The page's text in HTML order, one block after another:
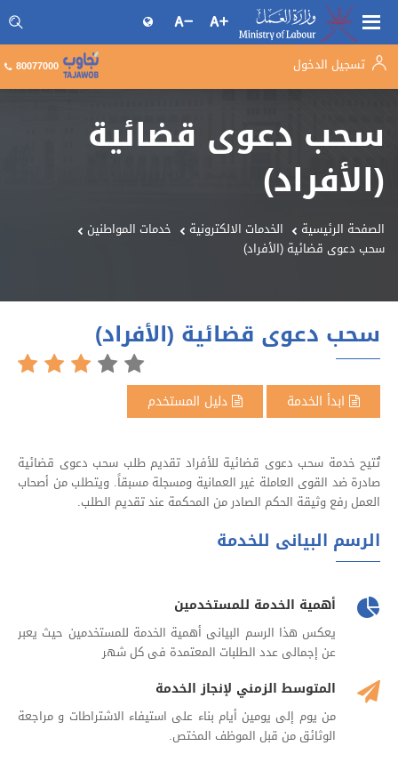
البحث فى موقع وزارة العمل تسجيل الدخول 80077000
سحب دعوى قضائية
(الأفراد)
الصفحة الرئيسية الخدمات الالكترونية
خدمات المواطنين
سحب دعوى قضائية (الأفراد)
سحب دعوى قضائية (الأفراد)
ابدأ الخدمة دليل المستخدم
تُتيح خدمة سحب دعوى قضائية للأفراد تقديم طلب سحب دعوى قضائية
صادرة ضد القوى العاملة غير العمانية ومسجلة مسبقاً. ويتطلب من أصحاب
العمل رفع وثيقة الحكم الصادر من المحكمة عند تقديم الطلب.
الرسم البيانى للخدمة
أهمية الخدمة للمستخدمين
يعكس هذا الرسم البيانى أهمية الخدمة للمستخدمين حيث يعبر
عن إجمالى عدد الطلبات المعتمدة فى كل شهر
المتوسط الزمني لإنجاز الخدمة
من يوم إلى يومين أيام بناء على استيفاء الاشتراطات و مراجعة
الوثائق من قبل الموظف المختص.